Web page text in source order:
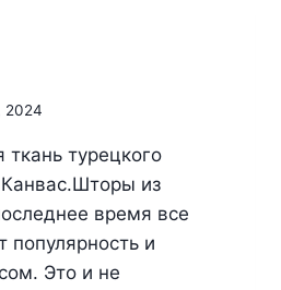
2024
ткань турецкого
из
время все
популярность и
Это и не